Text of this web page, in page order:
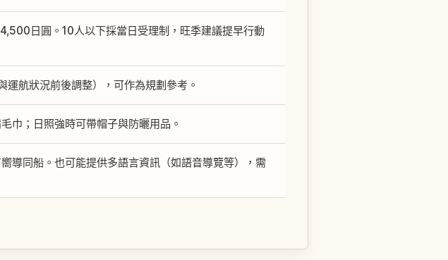
日圓。10人以下採當日受理制，旺季建議提早行動
運航狀況前後調整），可作為規劃參考。
巾；日照強時可帶帽子與防曬用品。
導同船。也可能提供多語言資訊（如語音導覽等），需